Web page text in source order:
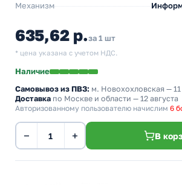
Механизм
635,62 р.за 1 шт
* цена указана с учетом НДС.
Наличие
Самовывоз из ПВЗ: м. Новохохловская — 11
Доставка по Москве и области — 12 августа
Авторизованному пользователю начислим 6
− + В